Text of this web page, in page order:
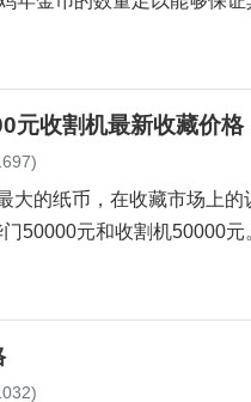
元收割机最新收藏价格
大的纸币，在收藏市场上的
50000元和收割机50000元